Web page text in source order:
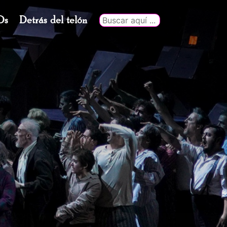
Detrás del telón
Buscar